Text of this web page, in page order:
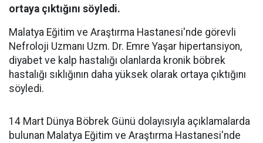
ortaya çıktığını söyledi.
Malatya Eğitim ve Araştırma Hastanesi'nde görevli
Nefroloji Uzmanı Uzm. Dr. Emre Yaşar hipertansiyon,
diyabet ve kalp hastalığı olanlarda kronik böbrek
hastalığı sıklığının daha yüksek olarak ortaya çıktığını
söyledi.
14 Mart Dünya Böbrek Günü dolayısıyla açıklamalarda
bulunan Malatya Eğitim ve Araştırma Hastanesi'nde